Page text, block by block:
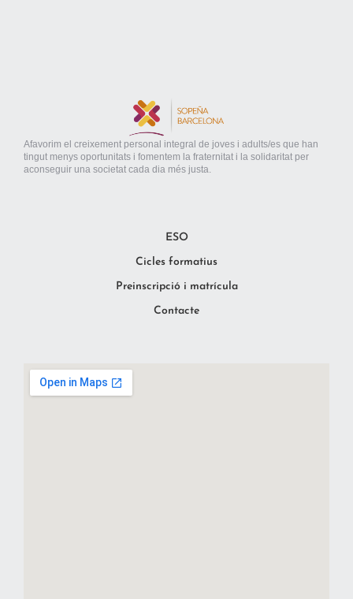
Afavorim el creixement personal integral de joves i adults/es que han
tingut menys oportunitats i fomentem la fraternitat i la solidaritat per
aconseguir una societat cada dia més justa.
ESO
Cicles formatius
Preinscripció i matrícula
Contacte